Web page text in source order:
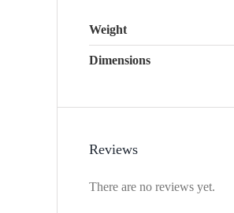
Weight
Dimensions
Reviews
There are no reviews yet.